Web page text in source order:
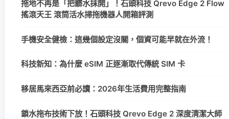
拖地不再是「把髒水抹開」！石頭科技 Qrevo Edge 2 Flow
搖滾天王 滾筒活水掃拖機器人開箱評測
手機安全健檢：這幾個設定沒關，個資可能早就在外流！
科技新知：為什麼 eSIM 正逐漸取代傳統 SIM 卡
移居馬來西亞前必讀：2026年生活費用完整指南
鎖水拖布技術下放！石頭科技 Qrevo Edge 2 深度清潔大師